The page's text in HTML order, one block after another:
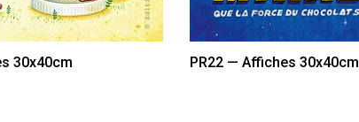
30x40cm PR22 — Affiches 30x40cm